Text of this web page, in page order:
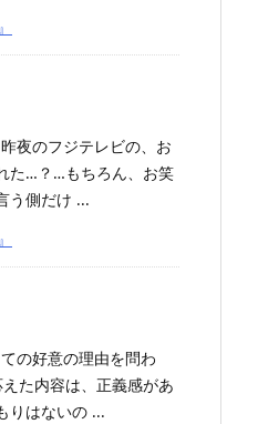
夜のフジテレビの、お
た…？…もちろん、お笑
う側だけ ...
の好意の理由を問わ
た内容は、正義感があ
りはないの ...